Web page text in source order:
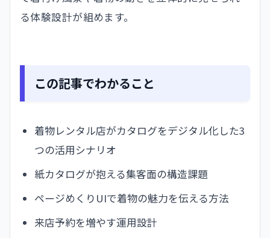
る体験設計が組めます。
この記事でわかること
着物レンタル店がカタログをデジタル化した3
つの活用シナリオ
紙カタログが抱える集客面の構造課題
ページめくりUIで着物の魅力を伝える方法
来店予約を増やす運用設計